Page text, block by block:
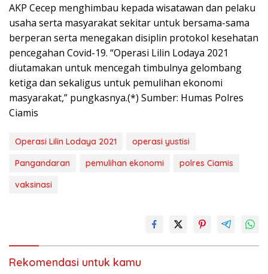
AKP Cecep menghimbau kepada wisatawan dan pelaku
usaha serta masyarakat sekitar untuk bersama-sama
berperan serta menegakan disiplin protokol kesehatan
pencegahan Covid-19. “Operasi Lilin Lodaya 2021
diutamakan untuk mencegah timbulnya gelombang
ketiga dan sekaligus untuk pemulihan ekonomi
masyarakat,” pungkasnya.(*) Sumber: Humas Polres
Ciamis
Operasi Lilin Lodaya 2021
operasi yustisi
Pangandaran
pemulihan ekonomi
polres Ciamis
vaksinasi
Rekomendasi untuk kamu